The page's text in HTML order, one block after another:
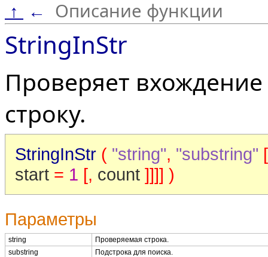
↑ ← Описание функции
StringInStr
Проверяет
строку.
StringInStr ( "string", "substring"
start = 1 [, count ]]]] )
Параметры
string
Проверяемая строка.
substring
Подстрока для поиска.